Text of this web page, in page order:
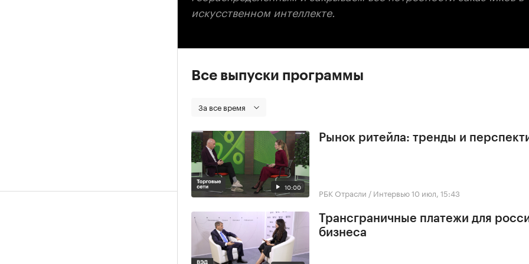
искусственном интеллекте.
Все выпуски программы
За все время
10:00
Рынок ритейла: тренды и
РБК Отрасли / Интервью10 июл, 15:43
Трансграничные платежи для
бизнеса